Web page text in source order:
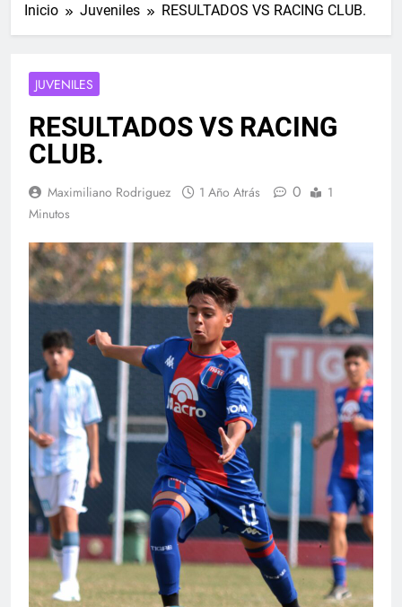
Inicio Juveniles RESULTADOS VS RACING CLUB.
JUVENILES
RESULTADOS VS RACING
CLUB.
Maximiliano Rodriguez 1 Año Atrás 0
1
Minutos